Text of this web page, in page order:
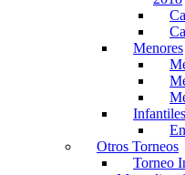
Menores
Infantiles
Otros Torneos
Torneo